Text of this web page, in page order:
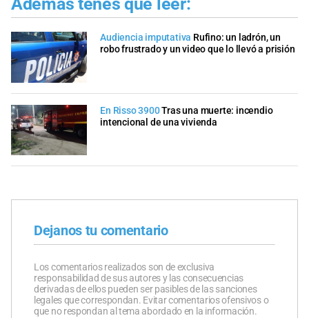
Audiencia imputativa Rufino: un ladrón, un
robo frustrado y un video que lo llevó a prisión
En Risso 3900Tras una muerte: incendio
intencional de una vivienda
Dejanos tu comentario
Los comentarios realizados son de exclusiva
responsabilidad de sus autores y las consecuencias
derivadas de ellos pueden ser pasibles de las sanciones
legales que correspondan. Evitar comentarios ofensivos o
que no respondan al tema abordado en la información.